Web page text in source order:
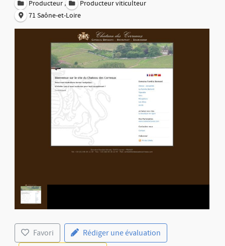
Producteur ,
Producteur viticulteur
71 Saône-et-Loire
Favori
Rédiger une évaluation